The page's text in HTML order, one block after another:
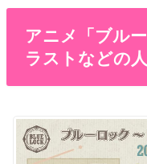
アニメ「ブル
ラストなどの